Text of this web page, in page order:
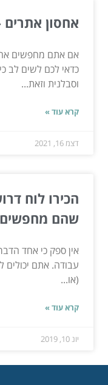
אחסון אתרים
אם אתם מחפשים
כדאי לכם לשים לב
וסבלנית וזאת...
קרא עוד »
דצמ 16, 2021
הכירו לוח
שהם מחפשים
אין ספק כי אחד
עבודה. אתם יכולים
(או...
קרא עוד »
יונ 10, 2019